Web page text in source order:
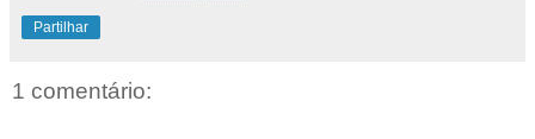
Partilhar
1 comentário: